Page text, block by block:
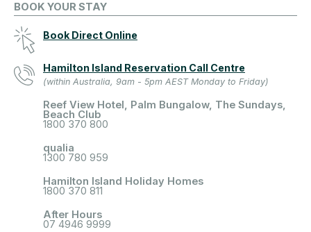
BOOK YOUR STAY
Book Direct Online
Hamilton Island Reservation Call Centre
(within Australia, 9am - 5pm AEST Monday to Friday)
Reef View Hotel, Palm Bungalow, The Sundays,
Beach Club
1800 370 800
qualia
1300 780 959
Hamilton Island Holiday Homes
1800 370 811
After Hours
07 4946 9999